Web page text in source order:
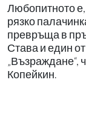
Любопитното
рязко
превръща в
Става и един
„Възраждане“,
Копейкин.